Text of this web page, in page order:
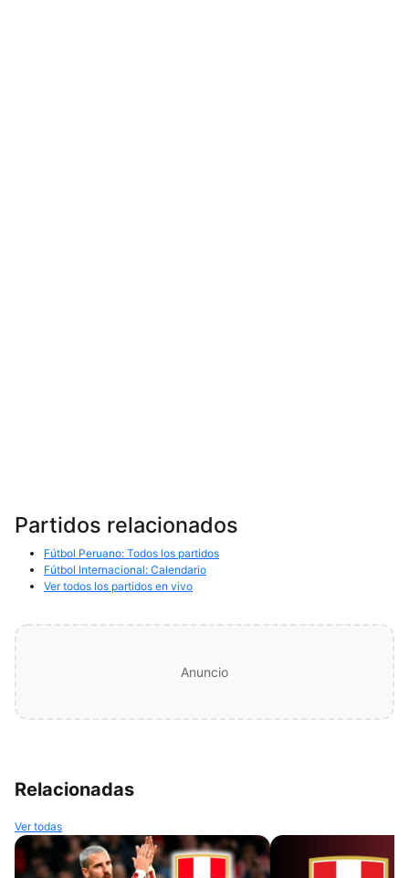
Partidos relacionados
Fútbol Peruano: Todos los partidos
Fútbol Internacional: Calendario
Ver todos los partidos en vivo
Anuncio
Relacionadas
Ver todas